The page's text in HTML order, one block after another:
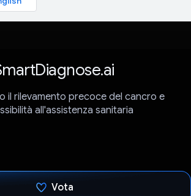
il rilevamento precoce del cancro e
all'assistenza sanitaria
Vota